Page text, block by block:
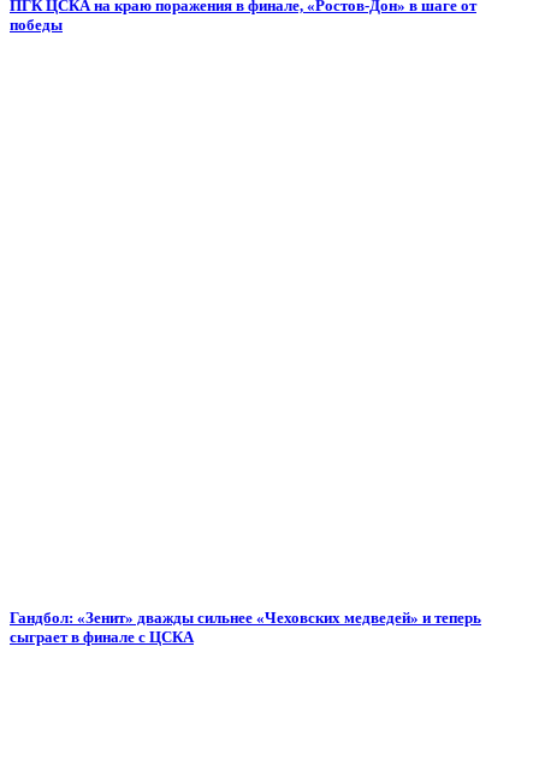
ПГК ЦСКА на краю поражения в финале, «Ростов-Дон» в шаге от
победы
Гандбол: «Зенит» дважды сильнее «Чеховских медведей» и теперь
сыграет в финале с ЦСКА